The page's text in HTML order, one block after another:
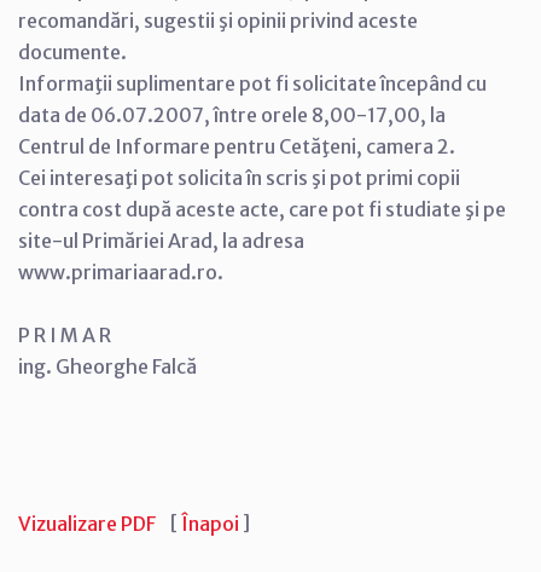
recomandări, sugestii şi opinii privind aceste
documente.
Informaţii suplimentare pot fi solicitate începând cu
data de 06.07.2007, între orele 8,00-17,00, la
Centrul de Informare pentru Cetăţeni, camera 2.
Cei interesaţi pot solicita în scris şi pot primi copii
contra cost după aceste acte, care pot fi studiate şi pe
site-ul Primăriei Arad, la adresa
www.primariaarad.ro.
P R I M A R
ing. Gheorghe Falcă
Vizualizare PDF [ Înapoi ]